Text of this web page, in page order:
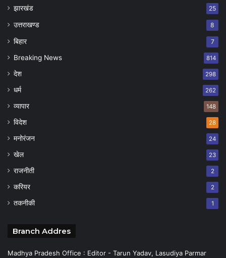
झारखंड 25
उत्तराखण्ड 8
बिहार 7
Breaking News 814
देश 298
धर्म 262
व्यापार 148
विदेश 28
मनोरंजन 24
खेल 23
राजनीती 2
करियर 2
तकनीकी 1
Branch Addres
Madhya Pradesh Office : Editor - Tarun Yadav, Lasudiya Parmar